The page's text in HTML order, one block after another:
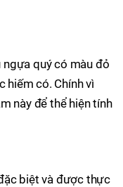
quý có màu đỏ
hiếm có. Chính vì
này để thể hiện tính
biệt và được thực